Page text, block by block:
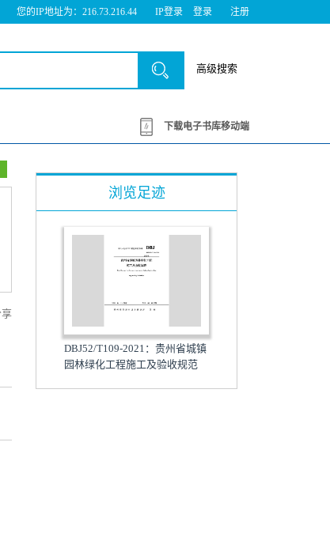
您的IP地址为：216.73.216.44 IP登录 登录 注册
高级搜索
下载电子书库移动端
浏览足迹
DBJ52/T109-2021：贵州省城镇
园林绿化工程施工及验收规范